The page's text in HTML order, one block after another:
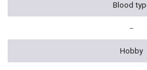
Blood
－
Hobby